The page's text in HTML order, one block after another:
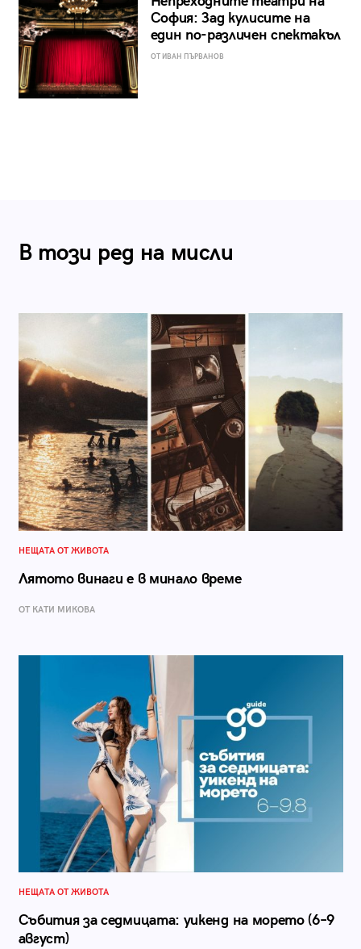
София: Зад кулисите на
един по-различен спектакъл
ОТ ИВАН ПЪРВАНОВ
В този ред на мисли
НЕЩАТА ОТ ЖИВОТА
Лятото винаги е в минало време
ОТ КАТИ МИКОВА
НЕЩАТА ОТ ЖИВОТА
Събития за седмицата: уикенд на морето (6–9
август)